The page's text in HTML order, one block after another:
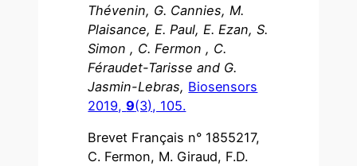
Thévenin, G. Cannies, M.
Plaisance, E. Paul, E. Ezan, S.
Simon , C. Fermon , C.
Féraudet-Tarisse and G.
Jasmin-Lebras, Biosensors
2019,9(3), 105.
Brevet Français n° 1855217,
C. Fermon, M. Giraud, F.D.